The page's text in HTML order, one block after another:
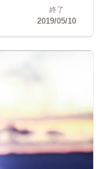
終了
2019/05/10